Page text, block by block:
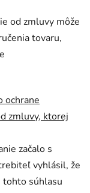
od zmluvy môže
tovaru,
ochrane
zmluvy, ktorej
začalo s
vyhlásil, že
tohto súhlasu